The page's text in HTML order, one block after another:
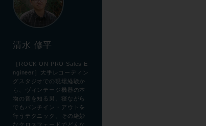
清水 修平
［ROCK ON PRO Sales E
ngineer］大手レコーディン
グスタジオでの現場経験か
ら、ヴィンテージ機器の本
物の音を知る男。寝ながら
でもパンチイン・アウトを
行うテクニック、その絶妙
なクロスフェードでどんな